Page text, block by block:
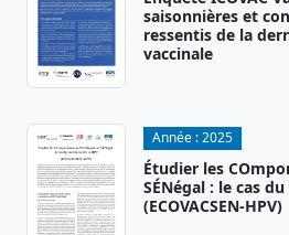
saisonnières et
ressentis de la
vaccinale
Année :2025
Étudier les
SÉNégal : le cas
(ECOVACSEN-HPV)